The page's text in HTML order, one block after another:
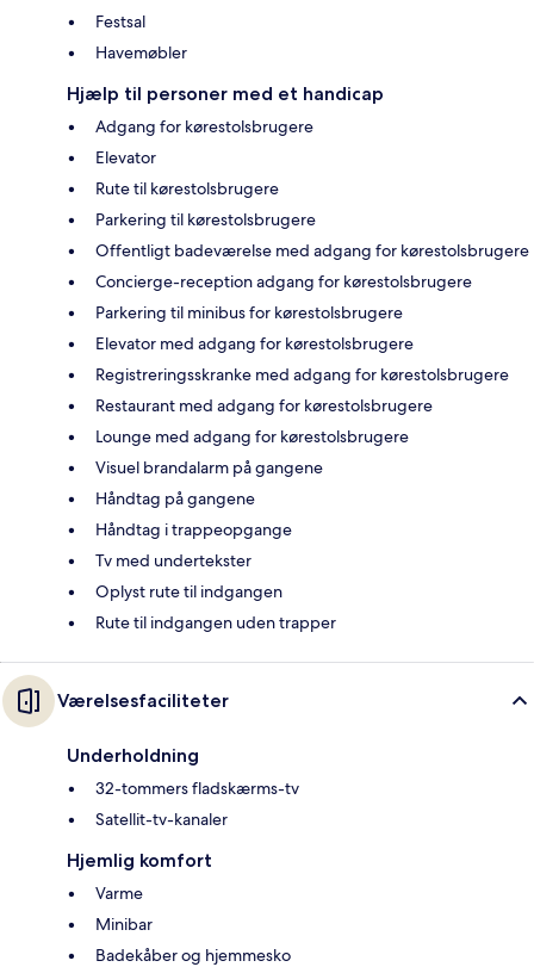
Festsal
Havemøbler
Hjælp til personer med et handicap
Adgang for kørestolsbrugere
Elevator
Rute til kørestolsbrugere
Parkering til kørestolsbrugere
Offentligt badeværelse med adgang for kørestolsbrugere
Concierge-reception adgang for kørestolsbrugere
Parkering til minibus for kørestolsbrugere
Elevator med adgang for kørestolsbrugere
Registreringsskranke med adgang for kørestolsbrugere
Restaurant med adgang for kørestolsbrugere
Lounge med adgang for kørestolsbrugere
Visuel brandalarm på gangene
Håndtag på gangene
Håndtag i trappeopgange
Tv med undertekster
Oplyst rute til indgangen
Rute til indgangen uden trapper
Værelsesfaciliteter
Underholdning
32-tommers fladskærms-tv
Satellit-tv-kanaler
Hjemlig komfort
Varme
Minibar
Badekåber og hjemmesko